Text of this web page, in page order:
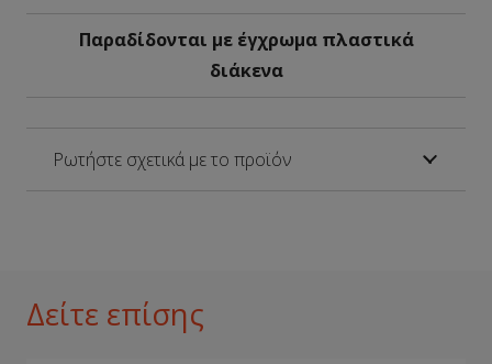
Παραδίδονται με έγχρωμα πλαστικά
διάκενα
Ρωτήστε σχετικά με το προϊόν
Δείτε επίσης